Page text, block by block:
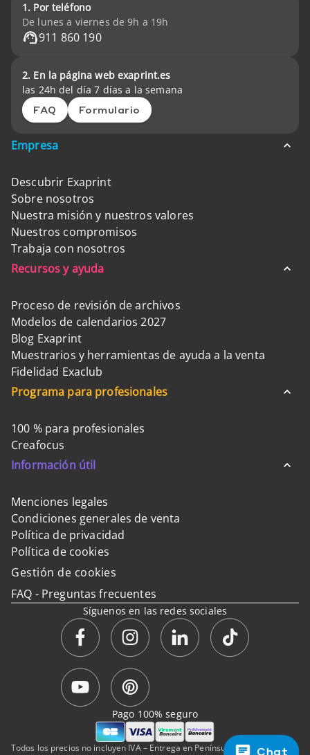
Chat
1. Por teléfono
De lunes a viernes de 9h a 19h
911 860 190
2. En la página web exaprint.es
las 24h del día 7 días a la semana
FAQ Formulario
Empresa
Descubrir Exaprint
Sobre nosotros
Nuestra misión y nuestros valores
Nuestros compromisos
Trabaja con nosotros
Recursos y ayuda
Proceso de revisión de archivos
Modelos de calendarios 2027
Blog Exaprint
Muestrarios y herramientas de ayuda a la venta
Fidelidad Exaclub
Programa para profesionales
100 % para profesionales
Creafocus
Información útil
Menciones legales
Condiciones generales de venta
Política de privacidad
Política de cookies
Gestión de cookies
FAQ - Preguntas frecuentes
Síguenos en las redes sociales
Todos los precios no incluyen IVA – Entrega en Península y Baleares.
Pago 100% seguro